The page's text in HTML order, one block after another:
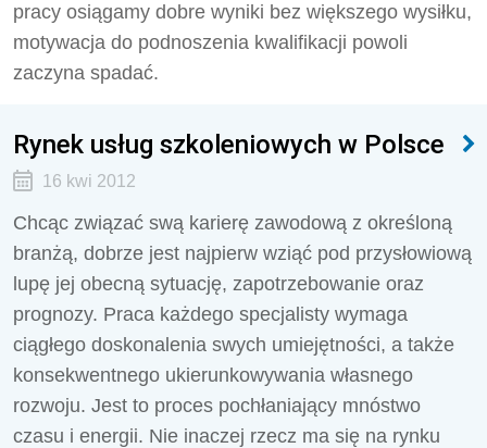
pracy osiągamy dobre wyniki bez większego wysiłku,
motywacja do podnoszenia kwalifikacji powoli
zaczyna spadać.
Rynek usług szkoleniowych w Polsce
16 kwi 2012
Chcąc związać swą karierę zawodową z określoną
branżą, dobrze jest najpierw wziąć pod przysłowiową
lupę jej obecną sytuację, zapotrzebowanie oraz
prognozy. Praca każdego specjalisty wymaga
ciągłego doskonalenia swych umiejętności, a także
konsekwentnego ukierunkowywania własnego
rozwoju. Jest to proces pochłaniający mnóstwo
czasu i energii. Nie inaczej rzecz ma się na rynku